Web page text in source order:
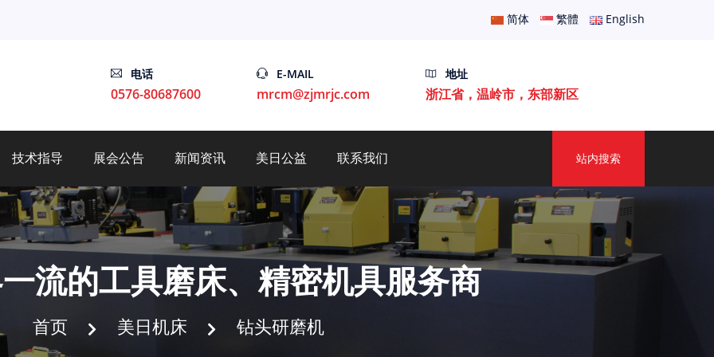
简体 繁體 English
电话
0576-80687600
E-MAIL
mrcm@zjmrjc.com
地址
浙江省，温岭市，东部新区
技术指导 展会公告 新闻资讯 美日公益 联系我们 站内搜索
流的工具磨床、精密机具服务商
首页 美日机床 钻头研磨机